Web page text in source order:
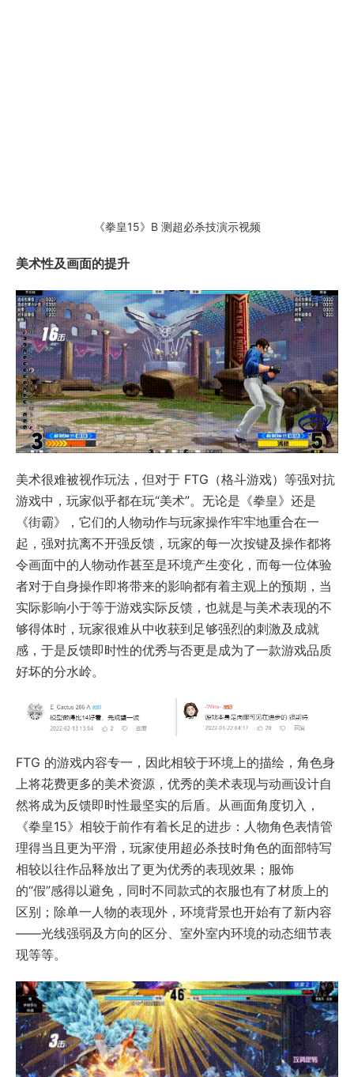
《拳皇15》B 测超必杀技演示视频
美术性及画面的提升
美术很难被视作玩法，但对于 FTG（格斗游戏）等强对抗
游戏中，玩家似乎都在玩“美术”。无论是《拳皇》还是
《街霸》，它们的人物动作与玩家操作牢牢地重合在一
起，强对抗离不开强反馈，玩家的每一次按键及操作都将
令画面中的人物动作甚至是环境产生变化，而每一位体验
者对于自身操作即将带来的影响都有着主观上的预期，当
实际影响小于等于游戏实际反馈，也就是与美术表现的不
够得体时，玩家很难从中收获到足够强烈的刺激及成就
感，于是反馈即时性的优秀与否更是成为了一款游戏品质
好坏的分水岭。
FTG 的游戏内容专一，因此相较于环境上的描绘，角色身
上将花费更多的美术资源，优秀的美术表现与动画设计自
然将成为反馈即时性最坚实的后盾。从画面角度切入，
《拳皇15》相较于前作有着长足的进步：人物角色表情管
理得当且更为平滑，玩家使用超必杀技时角色的面部特写
相较以往作品释放出了更为优秀的表现效果；服饰
的“假”感得以避免，同时不同款式的衣服也有了材质上的
区别；除单一人物的表现外，环境背景也开始有了新内容
——光线强弱及方向的区分、室外室内环境的动态细节表
现等等。